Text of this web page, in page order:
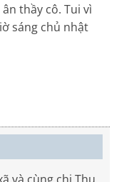
thầy cô. Tui vì
sáng chủ nhật